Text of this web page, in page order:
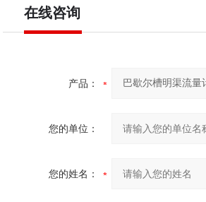
在线咨询
产品：
您的单位：
您的姓名：